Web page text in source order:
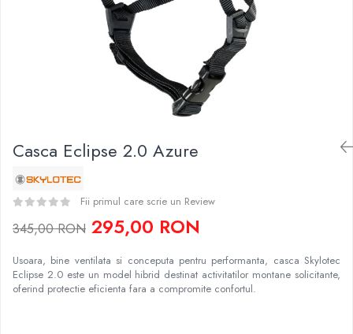
Lopeti de zapada / avalansa
Jachete copii
Caciuli
Pantaloni copii
Sosete
Imbracaminte de corp
Casca Eclipse 2.0 Azure
Fii primul care scrie un Review
345,00 RON 295,00 RON
Usoara, bine ventilata si conceputa pentru performanta, casca Skylotec
Eclipse 2.0 este un model hibrid destinat activitatilor montane solicitante,
oferind protectie eficienta fara a compromite confortul.